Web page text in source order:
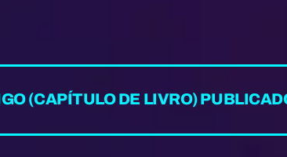
(CAPÍTULO DE LIVRO)